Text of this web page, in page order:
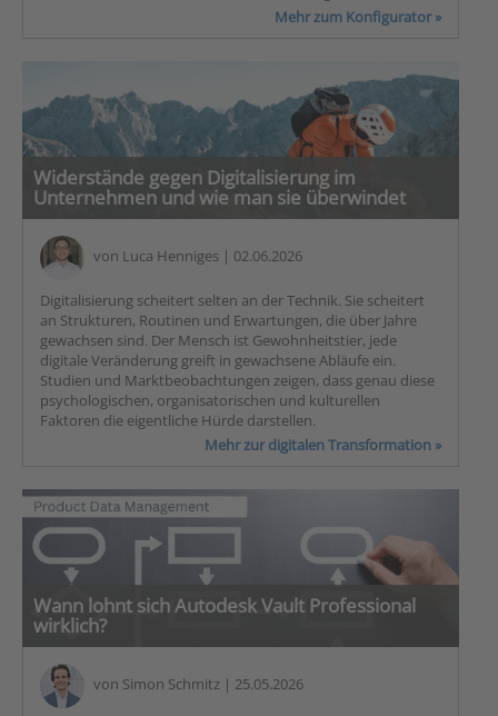
Mehr zum Konfigurator »
Widerstände gegen Digitalisierung im
Unternehmen und wie man sie überwindet
von Luca Henniges | 02.06.2026
Digitalisierung scheitert selten an der Technik. Sie scheitert
an Strukturen, Routinen und Erwartungen, die über Jahre
gewachsen sind. Der Mensch ist Gewohnheitstier, jede
digitale Veränderung greift in gewachsene Abläufe ein.
Studien und Marktbeobachtungen zeigen, dass genau diese
psychologischen, organisatorischen und kulturellen
Faktoren die eigentliche Hürde darstellen.
Mehr zur digitalen Transformation »
Wann lohnt sich Autodesk Vault Professional
wirklich?
von Simon Schmitz | 25.05.2026